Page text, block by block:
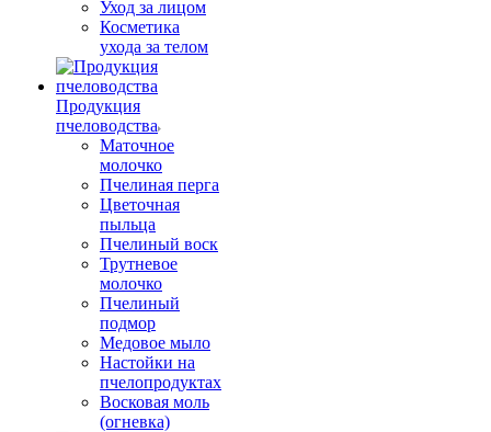
Уход за лицом
Косметика
ухода за телом
Продукция
пчеловодства
Маточное
молочко
Пчелиная перга
Цветочная
пыльца
Пчелиный воск
Трутневое
молочко
Пчелиный
подмор
Медовое мыло
Настойки на
пчелопродуктах
Восковая моль
(огневка)